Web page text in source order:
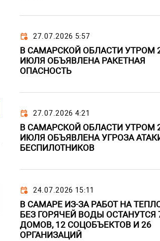
27.07.2026 5:57
В САМАРСКОЙ ОБЛАСТИ УТРОМ
ИЮЛЯ ОБЪЯВЛЕНА РАКЕТНАЯ
ОПАСНОСТЬ
27.07.2026 4:21
В САМАРСКОЙ ОБЛАСТИ УТРОМ
ИЮЛЯ ОБЪЯВЛЕНА УГРОЗА
БЕСПИЛОТНИКОВ
24.07.2026 15:11
В САМАРЕ ИЗ-ЗА РАБОТ НА
БЕЗ ГОРЯЧЕЙ ВОДЫ ОСТАНУТСЯ
ДОМОВ, 12 СОЦОБЪЕКТОВ И 26
ОРГАНИЗАЦИЙ